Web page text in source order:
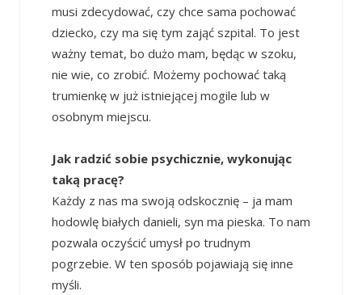
musi zdecydować, czy chce sama pochować
dziecko, czy ma się tym zająć szpital. To jest
ważny temat, bo dużo mam, będąc w szoku,
nie wie, co zrobić. Możemy pochować taką
trumienkę w już istniejącej mogile lub w
osobnym miejscu.
Jak radzić sobie psychicznie, wykonując
taką pracę?
Każdy z nas ma swoją odskocznię – ja mam
hodowlę białych danieli, syn ma pieska. To nam
pozwala oczyścić umysł po trudnym
pogrzebie. W ten sposób pojawiają się inne
myśli.